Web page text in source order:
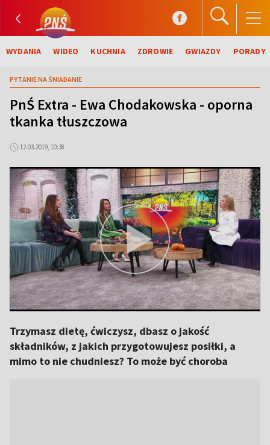
WYDANIA WIDEO KUCHNIA ZDROWIE GWIAZDY PORADY
PYTANIE NA ŚNIADANIE
PnŚ Extra - Ewa Chodakowska - oporna
tkanka tłuszczowa
12.03.2019, 10:38
Trzymasz dietę, ćwiczysz, dbasz o jakość
składników, z jakich przygotowujesz posiłki, a
mimo to nie chudniesz? To może być choroba